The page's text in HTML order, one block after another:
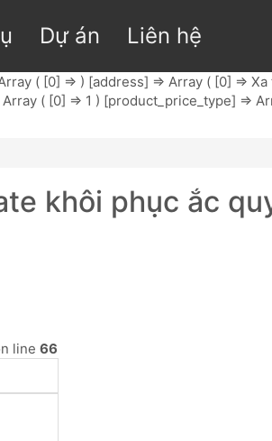
Dự án Liên hệ
( [0] => ) [address] => Array ( [0] =>
( [0] => 1 ) [product_price_type] =>
khôi phục ắc
line 66